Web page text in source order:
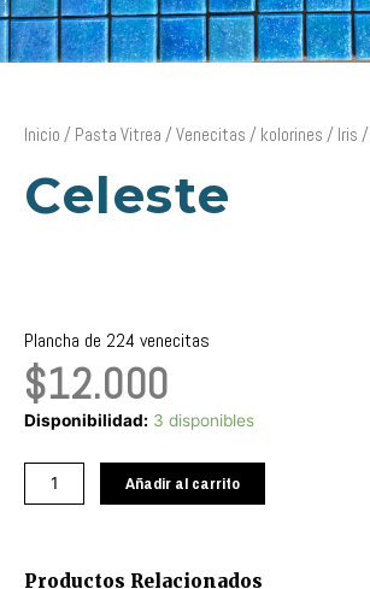
Inicio / Pasta Vitrea /Venecitas / kolorines / Iris /
Celeste
Plancha de 224 venecitas
$12.000
Disponibilidad: 3 disponibles
Celeste
Añadir al carrito
Productos Relacionados